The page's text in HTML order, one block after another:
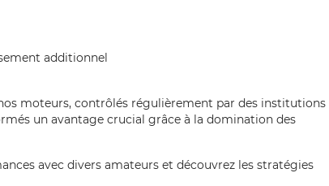
additionnel
moteurs, contrôlés régulièrement par des institutions
un avantage crucial grâce à la domination des
avec divers amateurs et découvrez les stratégies